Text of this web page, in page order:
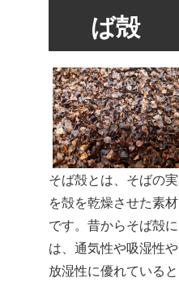
ば殻
そば殻とは、そばの実
を殻を乾燥させた素材
です。昔からそば殻に
は、通気性や吸湿性や
放湿性に優れていると